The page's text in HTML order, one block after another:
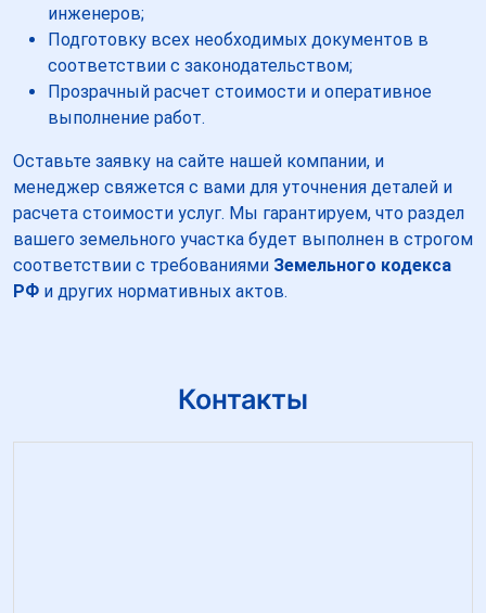
инженеров;
Подготовку всех необходимых документов в
соответствии с законодательством;
Прозрачный расчет стоимости и оперативное
выполнение работ.
Оставьте заявку на сайте нашей компании, и
менеджер свяжется с вами для уточнения деталей и
расчета стоимости услуг. Мы гарантируем, что раздел
вашего земельного участка будет выполнен в строгом
соответствии с требованиями Земельного кодекса
РФ и других нормативных актов.
Контакты